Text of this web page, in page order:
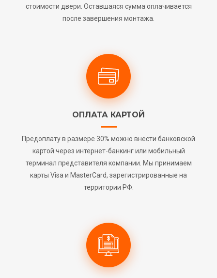
стоимости двери. Оставшаяся сумма оплачивается
после завершения монтажа.
ОПЛАТА КАРТОЙ
Предоплату в размере 30% можно внести банковской
картой через интернет-банкинг или мобильный
терминал представителя компании. Мы принимаем
карты Visa и MasterCard, зарегистрированные на
территории РФ.